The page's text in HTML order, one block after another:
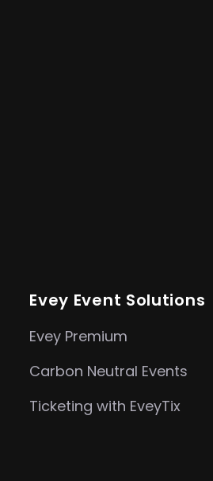
Evey Event Solutions
Evey Premium
Carbon Neutral Events
Ticketing with EveyTix